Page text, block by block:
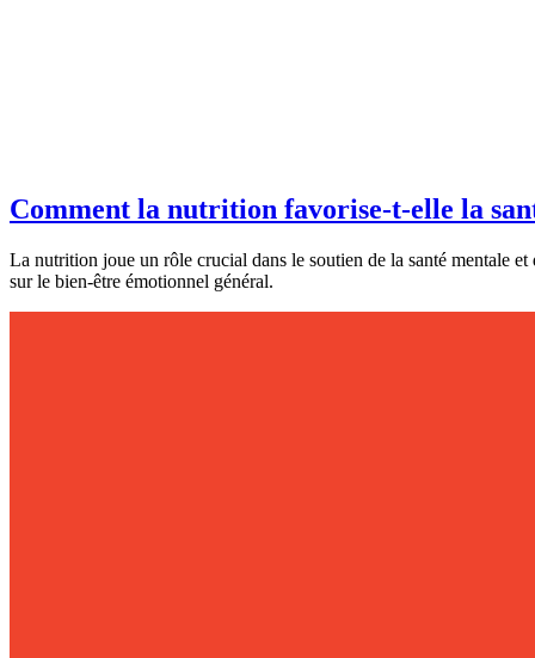
Comment la nutrition favorise-t-elle la
La nutrition joue un rôle crucial dans le soutien de la santé mentale
sur le bien-être émotionnel général.